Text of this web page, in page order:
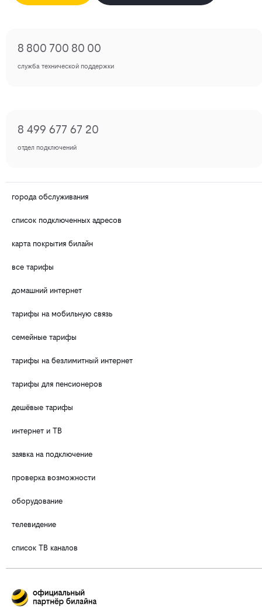
8 800 700 80 00
служба технической поддержки
8 499 677 67 20
отдел подключений
города обслуживания
список подключенных адресов
карта покрытия билайн
все тарифы
домашний интернет
тарифы на мобильную связь
семейные тарифы
тарифы на безлимитный интернет
тарифы для пенсионеров
дешёвые тарифы
интернет и ТВ
заявка на подключение
проверка возможности
оборудование
телевидение
список ТВ каналов